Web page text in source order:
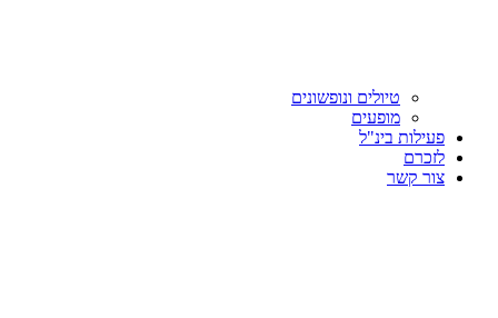
טיולים ונופשונים
מופעים
פעילות בינ"ל
לזכרם
צור קשר